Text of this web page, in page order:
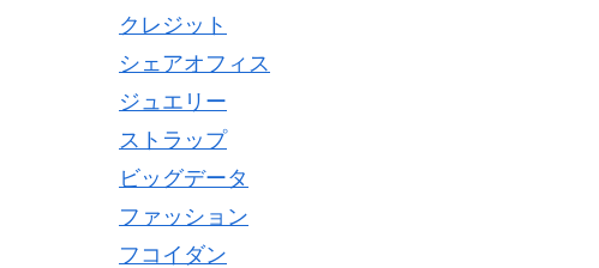
クレジット
シェアオフィス
ジュエリー
ストラップ
ビッグデータ
ファッション
フコイダン